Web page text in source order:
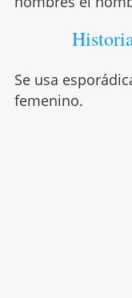
Se usa
femenino.